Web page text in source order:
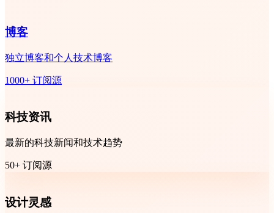
博客
独立博客和个人技术博客
1000+ 订阅源
科技资讯
最新的科技新闻和技术趋势
50+ 订阅源
设计灵感